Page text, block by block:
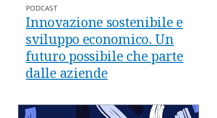
PODCAST
Innovazione sostenibile e
sviluppo economico. Un
futuro possibile che parte
dalle aziende